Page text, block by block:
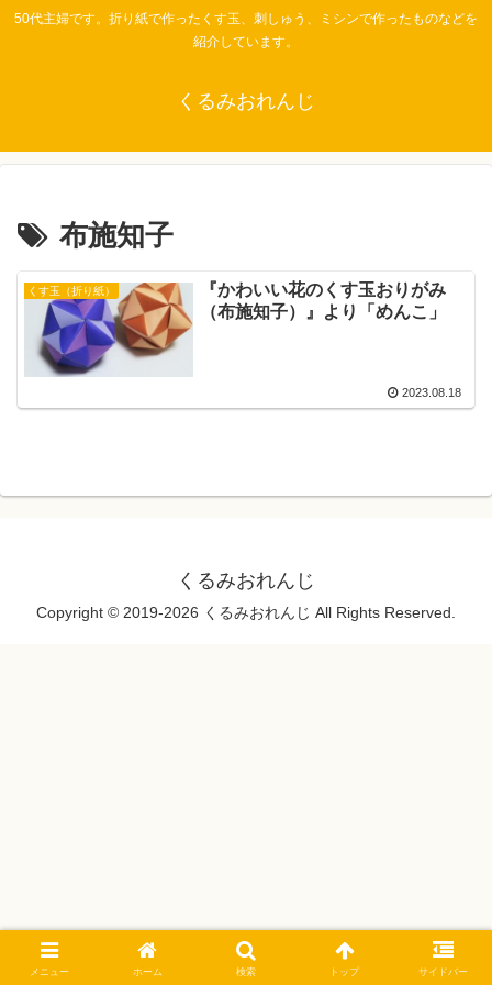
50代主婦です。折り紙で作ったくす玉、刺しゅう、ミシンで作ったものなどを
紹介しています。
くるみおれんじ
布施知子
くす玉（折り紙）
『かわいい花のくす玉おりがみ
（布施知子）』より「めんこ」
2023.08.18
くるみおれんじ
Copyright © 2019-2026 くるみおれんじ All Rights Reserved.
メニュー ホーム 検索 トップ サイドバー